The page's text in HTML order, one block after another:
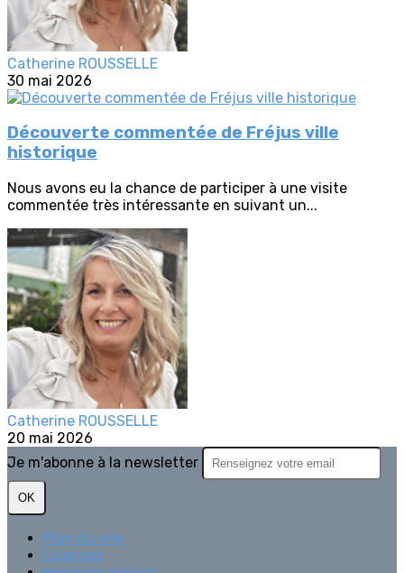
Catherine ROUSSELLE
30 mai 2026
Découverte commentée de Fréjus ville
historique
Nous avons eu la chance de participer à une visite
commentée très intéressante en suivant un...
Catherine ROUSSELLE
20 mai 2026
Je m'abonne à la newsletter
OK
Plan du site
Licences